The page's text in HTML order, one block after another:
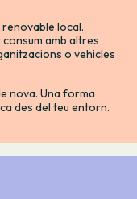
local.
amb altres
o vehicles
nova. Una forma
des del teu entorn.